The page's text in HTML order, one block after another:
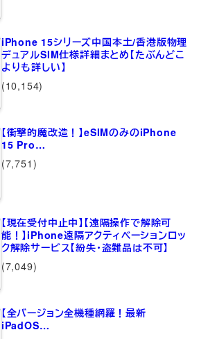
iPhone 15シリーズ中国本土/香港版物理
デュアルSIM仕様詳細まとめ【たぶんどこ
よりも詳しい】
(10,154)
【衝撃的魔改造！】eSIMのみのiPhone
15 Pro…
(7,751)
【現在受付中止中】【遠隔操作で解除可
能！】iPhone遠隔アクティベーションロッ
ク解除サービス【紛失・盗難品は不可】
(7,049)
【全バージョン全機種網羅！最新
iPadOS…